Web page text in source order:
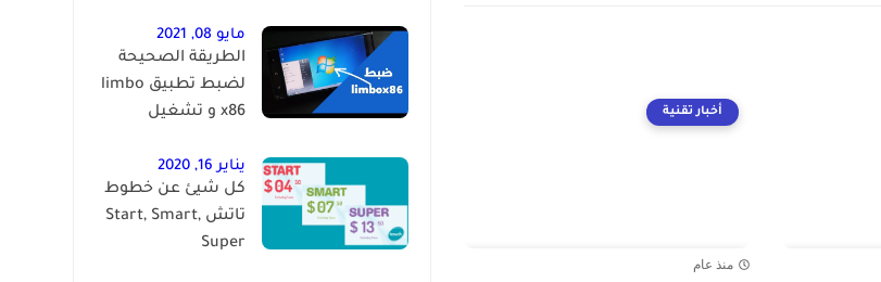
أخبار تقنية
منذ عام
مايو 08, 2021
الطريقة الصحيحة
لضبط تطبيق limbo
x86 و تشغيل
يناير 16, 2020
كل شيئ عن خطوط
تاتش Start, Smart,
Super